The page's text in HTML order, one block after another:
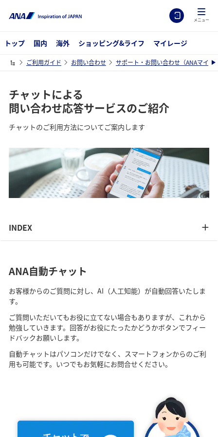
メニュー
トップ 国内 海外 ショッピング&ライフ マイレージ
ご利用ガイド お問い合わせ サポート・お問い合わせ（ANAマイレ
チャットによる
問い合わせ応答サービスのご紹介
チャットのご利用方法についてご案内します
INDEX
ANA自動チャット
お客様からのご質問に対し、AI（人工知能）が自動回答いたしま
す。
ご質問いただいてもお役に立てない場合もありますが、これから
勉強していきます。回答がお役にたったかどうかボタンでフィー
ドバックお願いします。
自動チャットはパソコンだけでなく、スマートフォンからのご利
用も可能です。いつでもお気軽にお問合せください。